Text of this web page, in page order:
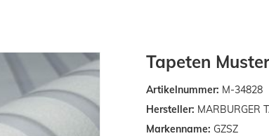
Tapeten
Artikelnummer: M-34828
Hersteller: MARBURGER
Markenname: GZSZ